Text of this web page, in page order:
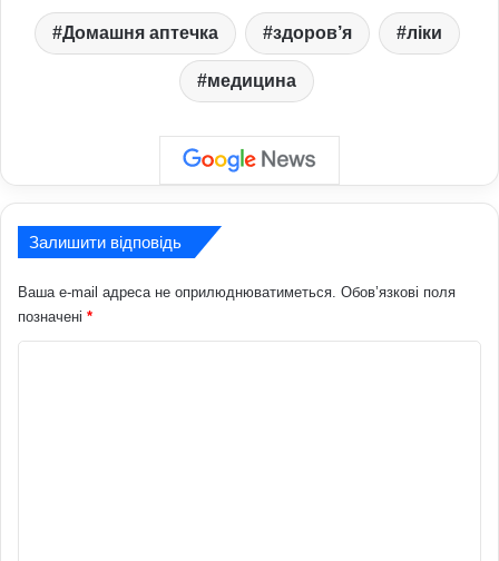
Домашня аптечка здоров’я ліки
медицина
Залишити відповідь
Ваша e-mail адреса не оприлюднюватиметься. Обов’язкові поля
позначені *